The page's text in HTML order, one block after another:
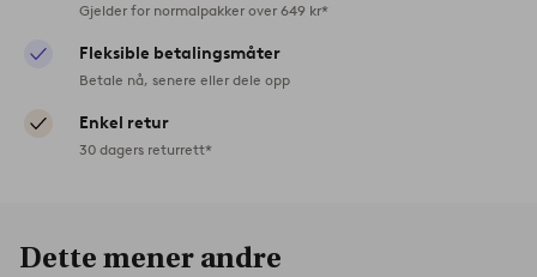
Gjelder for normalpakker over 649 kr*
Fleksible betalingsmåter
Betale nå, senere eller dele opp
Enkel retur
30 dagers returrett*
Dette mener andre